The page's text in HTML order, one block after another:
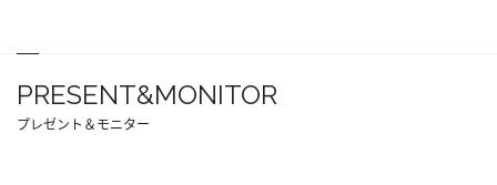
PRESENT&MONITOR
プレゼント＆モニター